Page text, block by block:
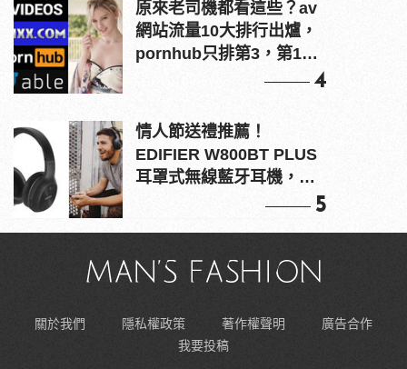
原來老司機都看這些？av
網站流量10大排行出爐，
pornhub只排第3，第1名
4
情人節送禮推薦！
EDIFIER W800BT PLUS
耳罩式無線藍牙耳機，在
5
關於我們 隱私權政策 著作權聲明
廣告合作
我要投稿